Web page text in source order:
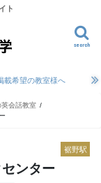
ト
search
載希望の教室様へ
会話教室
裾野駅
ンター